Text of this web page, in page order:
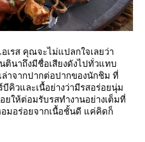
ส คุณจะไม่แปลกใจเลยว่า
ตินาถึงมีชื่อเสียงดังไปทั่วแทบ
ล่าจากปากต่อปากของนักชิม ที่
คิวและเนื้อย่างว่ามีรสอร่อยนุ่ม
ยให้ต่อมรับรสทำงานอย่างเต็มที่
อร่อยจากเนื้อชั้นดี แค่คิดก็